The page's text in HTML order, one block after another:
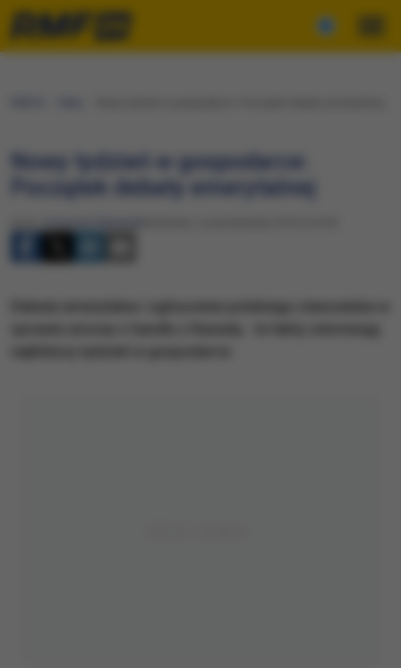
Nowy tydzień w gospodarce:
Początek debaty emerytalnej